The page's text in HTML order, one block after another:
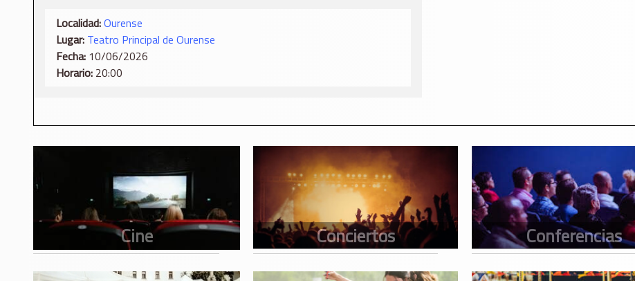
Localidad:Ourense
Lugar: Teatro Principal de Ourense
Fecha: 10/06/2026
Horario: 20:00